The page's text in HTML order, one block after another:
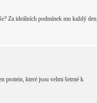
Za ideálních podmínek mu každý den
protein, které jsou velmi šetrné k